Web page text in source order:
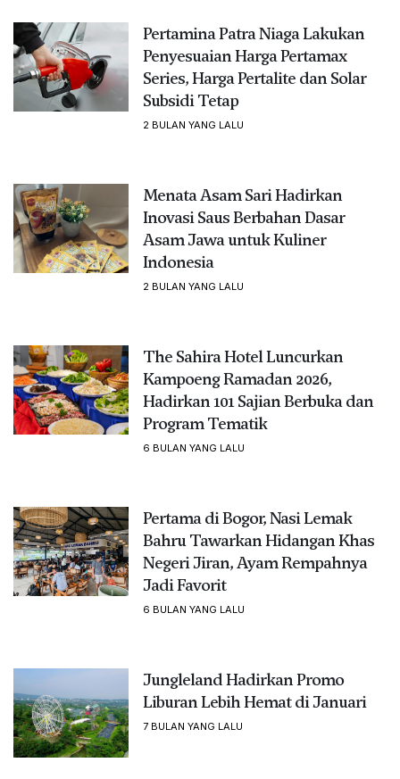
Pertamina Patra Niaga Lakukan
Penyesuaian Harga Pertamax
Series, Harga Pertalite dan Solar
Subsidi Tetap
2 BULAN YANG LALU
Menata Asam Sari Hadirkan
Inovasi Saus Berbahan Dasar
Asam Jawa untuk Kuliner
Indonesia
2 BULAN YANG LALU
The Sahira Hotel Luncurkan
Kampoeng Ramadan 2026,
Hadirkan 101 Sajian Berbuka dan
Program Tematik
6 BULAN YANG LALU
Pertama di Bogor, Nasi Lemak
Bahru Tawarkan Hidangan Khas
Negeri Jiran, Ayam Rempahnya
Jadi Favorit
6 BULAN YANG LALU
Jungleland Hadirkan Promo
Liburan Lebih Hemat di Januari
7 BULAN YANG LALU